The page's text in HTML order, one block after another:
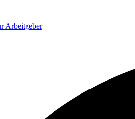
Arbeitgeber